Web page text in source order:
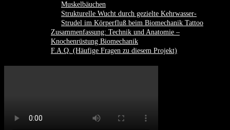
Muskelbäuchen
Strukturelle Wucht durch gezielte Kehrwasser-
Strudel im Körperfluß beim Biomechanik Tattoo
Zusammenfassung: Technik und Anatomie –
Knochenrüstung Biomechanik
F.A.Q. (Häufige Fragen zu diesem Projekt)